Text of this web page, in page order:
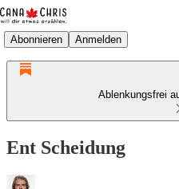
Abonnieren Anmelden
Ablenkungsfrei
Ent Scheidung